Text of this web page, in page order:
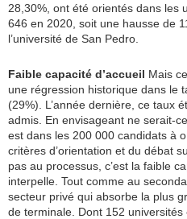
28,30%, ont été orientés dans les
646 en 2020, soit une hausse de
l’université de San Pedro.
Faible capacité d’accueil Mais
une régression historique dans le
(29%). L’année dernière, ce taux
admis. En envisageant ne serait-
est dans les 200 000 candidats à
critères d’orientation et du débat
pas au processus, c’est la faible
interpelle. Tout comme au
secteur privé qui absorbe la plus
de terminale. Dont 152